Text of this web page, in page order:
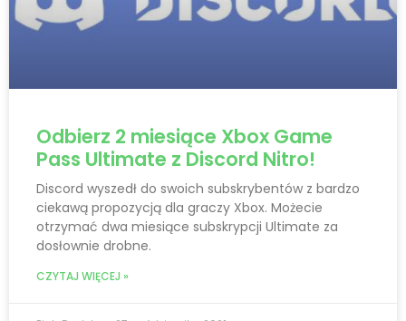
Odbierz 2 miesiące Xbox Game
Pass Ultimate z Discord Nitro!
Discord wyszedł do swoich subskrybentów z bardzo
ciekawą propozycją dla graczy Xbox. Możecie
otrzymać dwa miesiące subskrypcji Ultimate za
dosłownie drobne.
CZYTAJ WIĘCEJ »